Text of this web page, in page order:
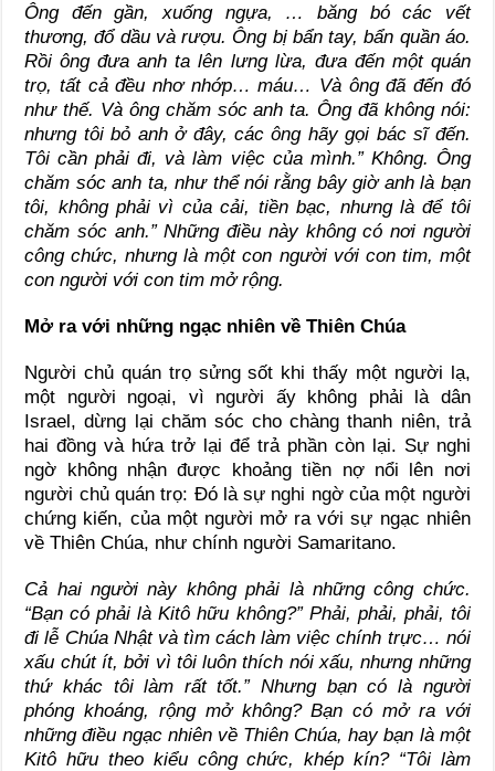
Ông đến gần, xuống ngựa, … băng bó các vết
thương, đổ dầu và rượu. Ông bị bẩn tay, bẩn quần áo.
Rồi ông đưa anh ta lên lưng lừa, đưa đến một quán
trọ, tất cả đều nhơ nhớp… máu… Và ông đã đến đó
như thế. Và ông chăm sóc anh ta. Ông đã không nói:
nhưng tôi bỏ anh ở đây, các ông hãy gọi bác sĩ đến.
Tôi cần phải đi, và làm việc của mình.” Không. Ông
chăm sóc anh ta, như thể nói rằng bây giờ anh là bạn
tôi, không phải vì của cải, tiền bạc, nhưng là để tôi
chăm sóc anh.” Những điều này không có nơi người
công chức, nhưng là một con người với con tim, một
con người với con tim mở rộng.
Mở ra với những ngạc nhiên về Thiên Chúa
Người chủ quán trọ sửng sốt khi thấy một người lạ,
một người ngoại, vì người ấy không phải là dân
Israel, dừng lại chăm sóc cho chàng thanh niên, trả
hai đồng và hứa trở lại để trả phần còn lại. Sự nghi
ngờ không nhận được khoảng tiền nợ nổi lên nơi
người chủ quán trọ: Đó là sự nghi ngờ của một người
chứng kiến, của một người mở ra với sự ngạc nhiên
về Thiên Chúa, như chính người Samaritano.
Cả hai người này không phải là những công chức.
“Bạn có phải là Kitô hữu không?” Phải, phải, phải, tôi
đi lễ Chúa Nhật và tìm cách làm việc chính trực… nói
xấu chút ít, bởi vì tôi luôn thích nói xấu, nhưng những
thứ khác tôi làm rất tốt.” Nhưng bạn có là người
phóng khoáng, rộng mở không? Bạn có mở ra với
những điều ngạc nhiên về Thiên Chúa, hay bạn là một
Kitô hữu theo kiểu công chức, khép kín? “Tôi làm